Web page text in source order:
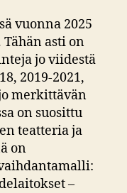
vuonna 2025
asti on
jo viidestä
2019-2021,
merkittävän
on suosittu
teatteria ja
on
–